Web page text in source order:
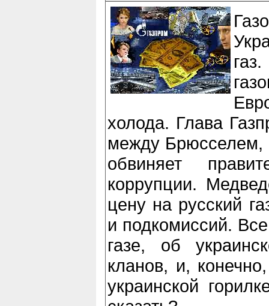
холода. Глава
между Брюсселем,
обвиняет
коррупции.
цену на русский
и подкомиссий.
газе, об
кланов, и,
украинской